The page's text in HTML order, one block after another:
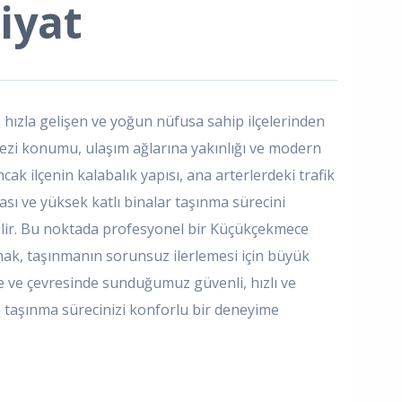
hızla gelişen ve yoğun nüfusa sahip ilçelerinden
konumu, ulaşım ağlarına yakınlığı ve modern
ilçenin kalabalık yapısı, ana arterlerdeki trafik
ve yüksek katlı binalar taşınma sürecini
Bu noktada profesyonel bir Küçükçekmece
taşınmanın sorunsuz ilerlemesi için büyük
ve çevresinde sunduğumuz güvenli, hızlı ve
sürecinizi konforlu bir deneyime